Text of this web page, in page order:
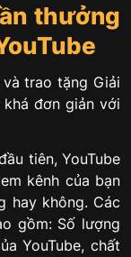
thưởng
và trao tặng Giải
khá đơn giản với
tiên, YouTube
kênh của bạn
hay không. Các
gồm: Số lượng
YouTube, chất